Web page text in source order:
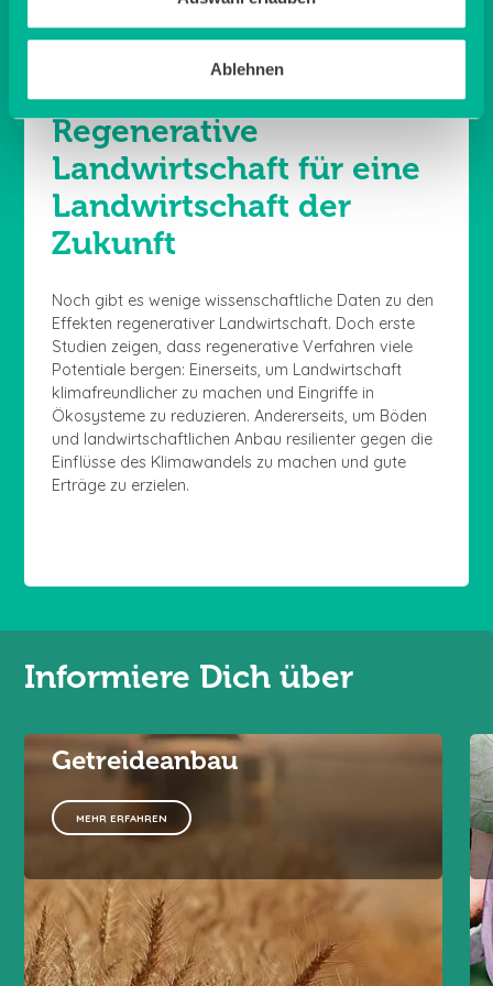
Ablehnen
Regenerative
Landwirtschaft für eine
Landwirtschaft der
Zukunft
Noch gibt es wenige wissenschaftliche Daten zu den
Effekten regenerativer Landwirtschaft. Doch erste
Studien zeigen, dass regenerative Verfahren viele
Potentiale bergen: Einerseits, um Landwirtschaft
klimafreundlicher zu machen und Eingriffe in
Ökosysteme zu reduzieren. Andererseits, um Böden
und landwirtschaftlichen Anbau resilienter gegen die
Einflüsse des Klimawandels zu machen und gute
Erträge zu erzielen.
Informiere Dich über
Getreideanbau
MEHR ERFAHREN